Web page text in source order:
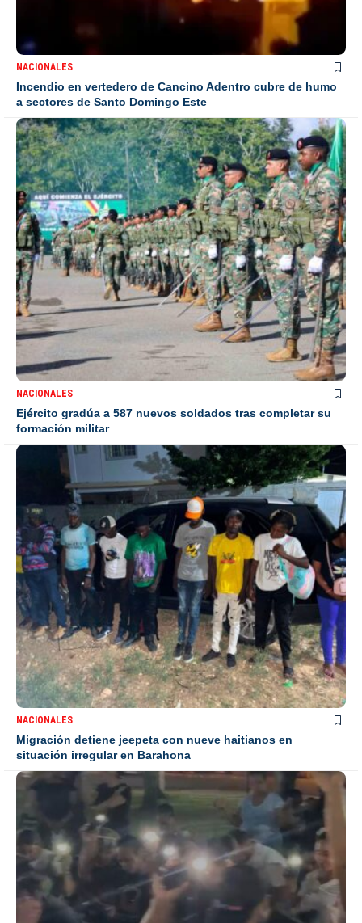
NACIONALES
Incendio en vertedero de Cancino Adentro cubre de humo
a sectores de Santo Domingo Este
NACIONALES
Ejército gradúa a 587 nuevos soldados tras completar su
formación militar
NACIONALES
Migración detiene jeepeta con nueve haitianos en
situación irregular en Barahona